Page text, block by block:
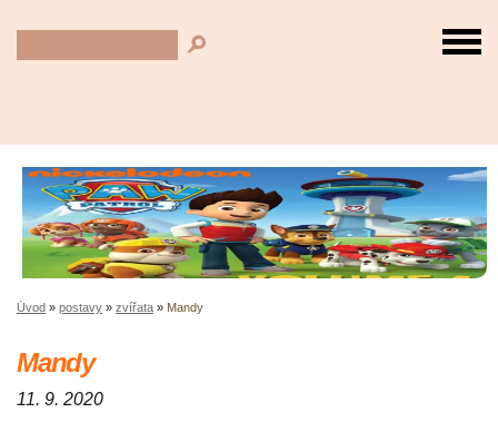
Úvod » postavy » zvířata » Mandy
Mandy
11. 9. 2020